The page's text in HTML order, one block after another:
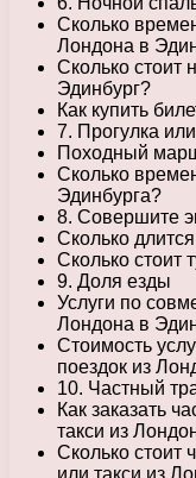
Сколько
Лондона в
Сколько стоит
Эдинбург?
Как купить
7. Прогулка
Походный
Сколько
Эдинбурга?
8. Совершите
Сколько
Сколько стоит
9. Доля езды
Услуги по
Лондона в
Стоимость
поездок из
10. Частный
Как заказать
такси из
Сколько стоит
или такси из